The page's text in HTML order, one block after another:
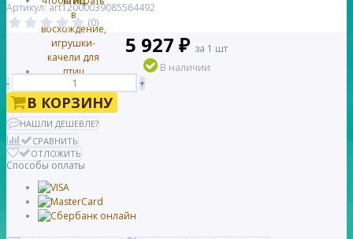
Артикул: art12000039085564492
(0)
5 927 ₽ за 1 шт
В наличии
-
+
В КОРЗИНУ
НАШЛИ ДЕШЕВЛЕ?
СРАВНИТЬ
ОТЛОЖИТЬ
Способы оплаты